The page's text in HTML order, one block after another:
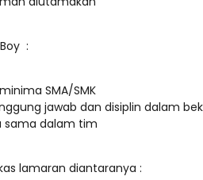
:
SMA/SMK
jawab dan disiplin dalam
sama dalam tim
lamaran diantaranya :